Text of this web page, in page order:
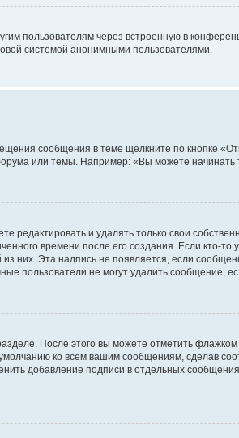
пользователям через встроенную в
системой анонимными пользователями.
сообщения в теме щёлкните по кнопке
или темы. Например: «Вы можете
редактировать и удалять только свои
времени после его создания. Если кто-
них. Эта надпись не появляется, если
пользователи не могут удалить сообщение,
После этого вы можете отметить флажком
ко всем вашим сообщениям, сделав
добавление подписи в отдельных